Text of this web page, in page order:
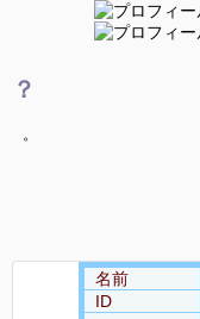
？
。
名前
ID